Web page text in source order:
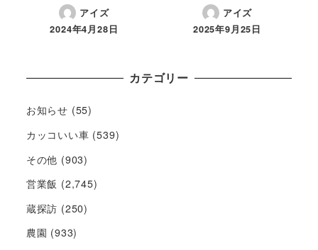
アイズ
2024年4月28日
アイズ
2025年9月25日
カテゴリー
お知らせ (55)
カッコいい車 (539)
その他 (903)
営業飯 (2,745)
蔵探訪 (250)
農園 (933)